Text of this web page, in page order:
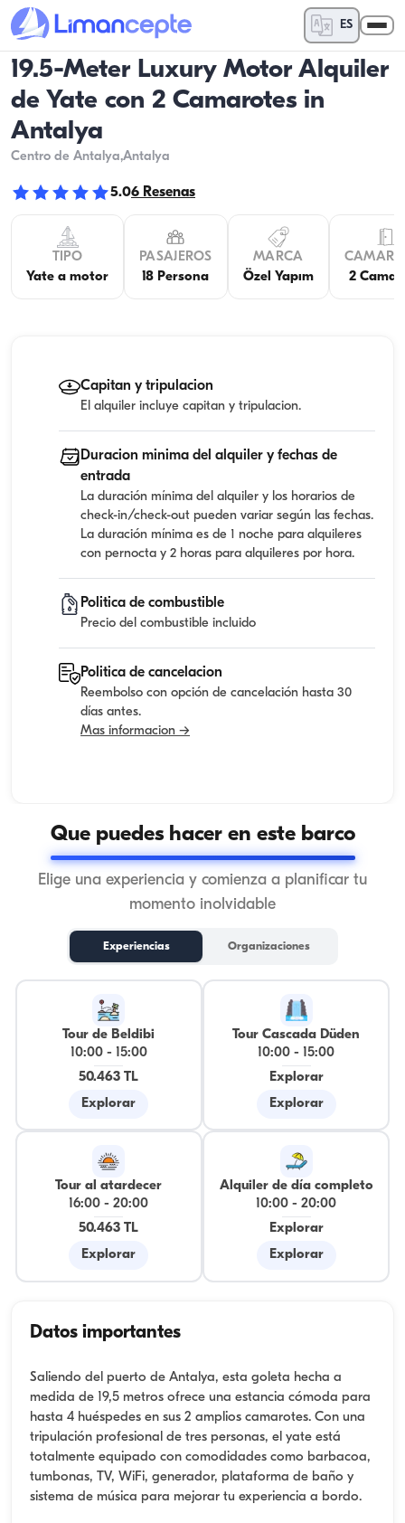
ES
19.5-Meter Luxury Motor Alquiler
de Yate con 2 Camarotes in
Antalya
Centro de Antalya,Antalya
5.06 Resenas
TIPO
Yate a motor
PASAJEROS
18 Persona
MARCA
Özel Yapım
2
Capitan y tripulacion
El alquiler incluye capitan y tripulacion.
Duracion minima del alquiler y fechas de
entrada
La duración mínima del alquiler y los horarios de
check-in/check-out pueden variar según las fechas.
La duración mínima es de 1 noche para alquileres
con pernocta y 2 horas para alquileres por hora.
Politica de combustible
Precio del combustible incluido
Politica de cancelacion
Reembolso con opción de cancelación hasta 30
días antes.
Mas informacion →
Que puedes hacer en este barco
Elige una experiencia y comienza a planificar tu
momento inolvidable
Experiencias Organizaciones
Tour de Beldibi
10:00-
15:00
50.463 TL
Explorar
Tour Cascada Düden
10:00 -
15:00
Explorar
Explorar
Tour al atardecer
16:00 -20:00
50.463 TL
Explorar
Alquiler de día completo
10:00 -20:00
Explorar
Explorar
Datos importantes
Saliendo del puerto de Antalya, esta goleta hecha a
medida de 19,5 metros ofrece una estancia cómoda para
hasta 4 huéspedes en sus 2 amplios camarotes. Con una
tripulación profesional de tres personas, el yate está
totalmente equipado con comodidades como barbacoa,
tumbonas, TV, WiFi, generador, plataforma de baño y
sistema de música para mejorar tu experiencia a bordo.